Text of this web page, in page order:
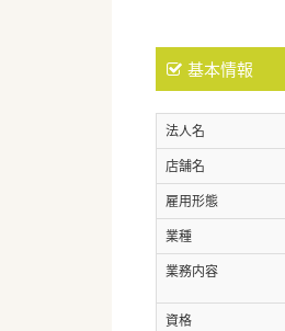
基本情報
法人名
店舗名
雇用形態
業種
業務内容
資格